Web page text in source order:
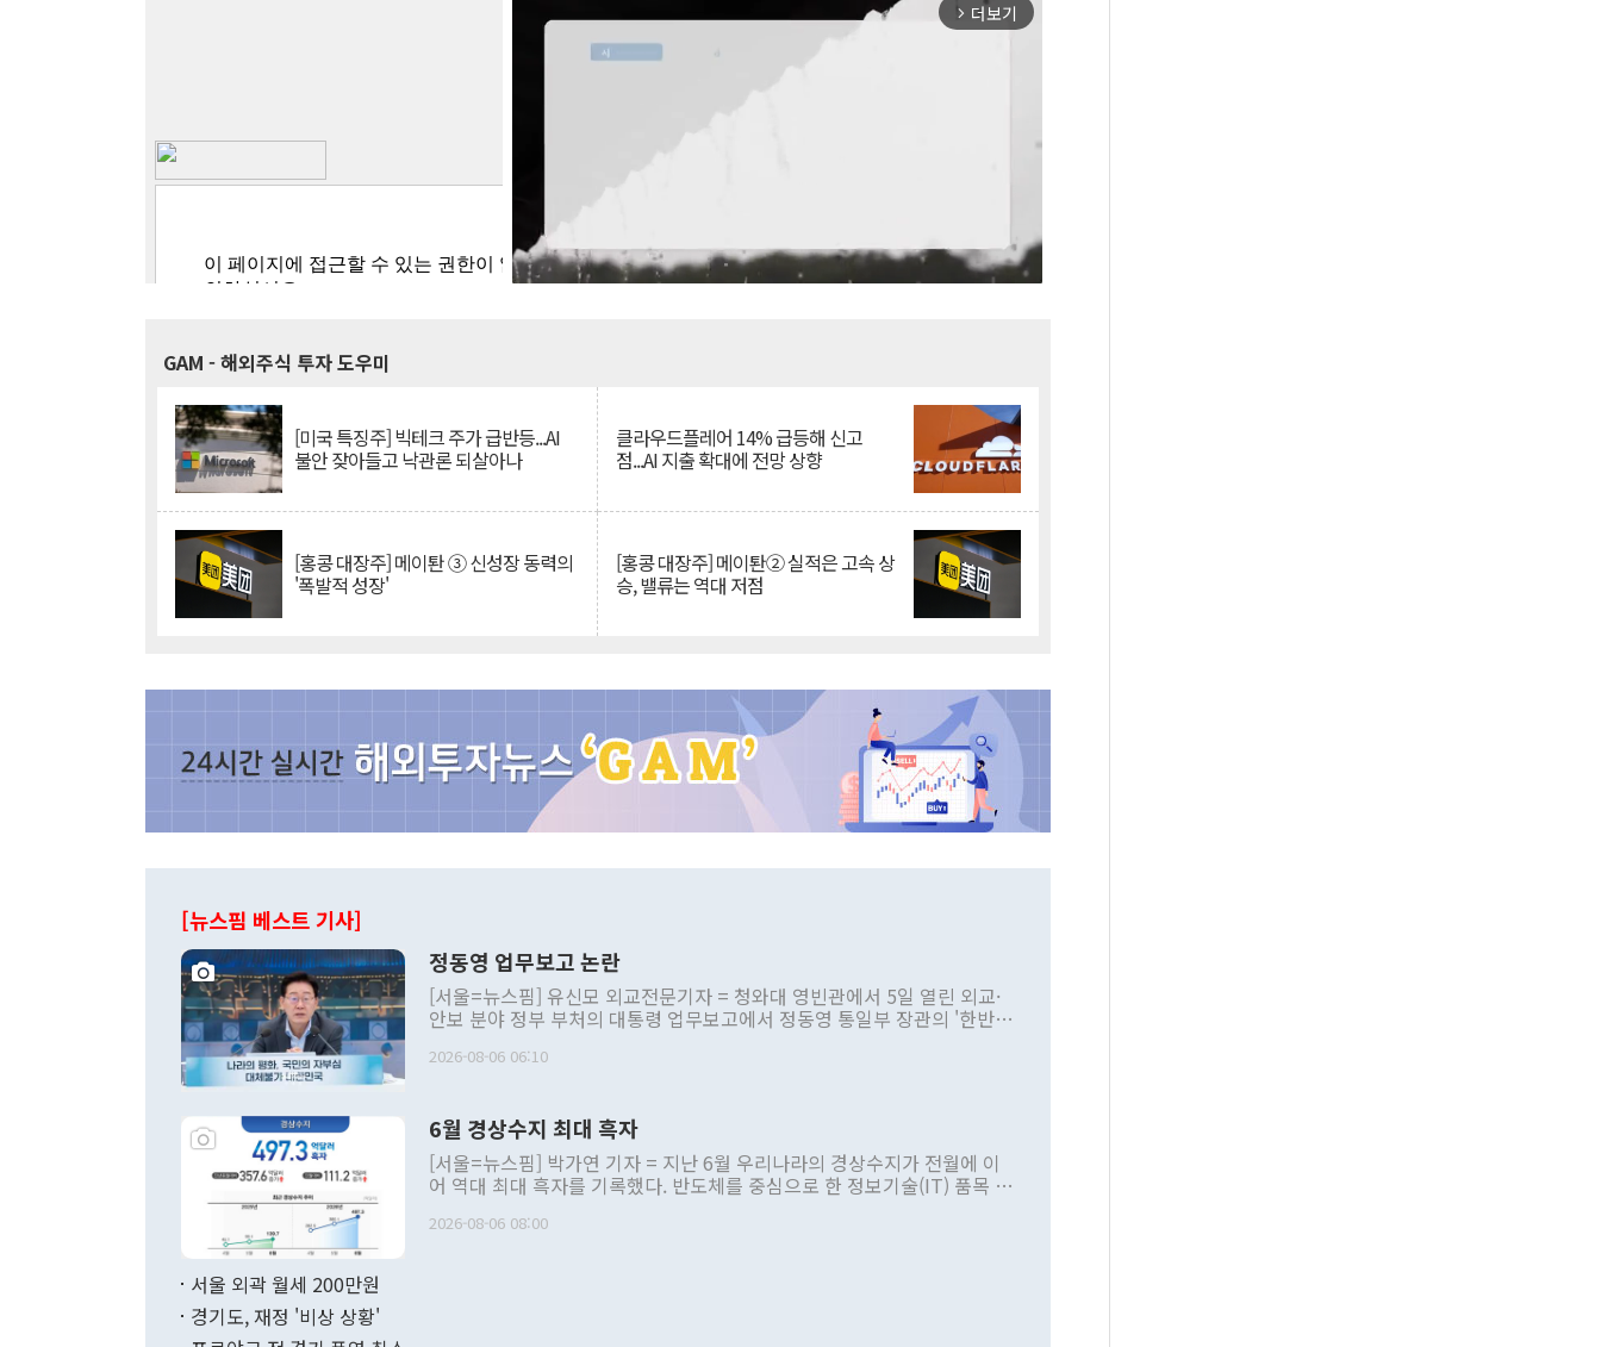
arrow_forward_ios 더보기
GAM - 해외주식 투자 도우미
[미국 특징주] 빅테크 주가 급반등...AI
불안 잦아들고 낙관론 되살아나
클라우드플레어 14% 급등해 신고
점...AI 지출 확대에 전망 상향
[홍콩 대장주] 메이퇀 ③ 신성장 동력의
'폭발적 성장'
[홍콩 대장주] 메이퇀② 실적은 고속 상
승, 밸류는 역대 저점
[뉴스핌 베스트 기사]
정동영 업무보고 논란
[서울=뉴스핌] 유신모 외교전문기자 = 청와대 영빈관에서 5일 열린 외교·
안보 분야 정부 부처의 대통령 업무보고에서 정동영 통일부 장관의 '한반도
발언 중에는 정부 내 조율을 거치지 않은 사안을 정책으로 추진하겠다고 공
주의적 희망에 근거한 비현실적 구상'이라는 비판을 내놨다. 그동안 정 장
관의 대북 정책 관련 발언이 물의를 빚은 적은 여러 번 있지만 대통령과 유
관 부처 장관이 공개적으로 부정적 입장을 표명한 것은 이례적이다. 정 장
관의 무리한 대북 접근법과 월권을 제어해야 한다는 목소리도 높아지고 있
다. [정동영 통일부 장관이 지난달 23일 오후 서울 종로구 정부서울청사에
2026-08-06 06:10
6월 경상수지 최대 흑자
[서울=뉴스핌] 박가연 기자 = 지난 6월 우리나라의 경상수지가 전월에 이
어 역대 최대 흑자를 기록했다. 반도체를 중심으로 한 정보기술(IT) 품목 수
료=한국은행] 한국은행이 6일 발표한 '2026년 6월 국제수지(잠정)'에 따르
2026-08-06 08:00
서울 외곽 월세 200만원
경기도, 재정 '비상 상황'